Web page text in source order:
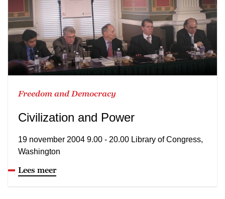
Freedom and Democracy
Civilization and Power
19 november 2004 9.00 - 20.00 Library of Congress,
Washington
Lees meer